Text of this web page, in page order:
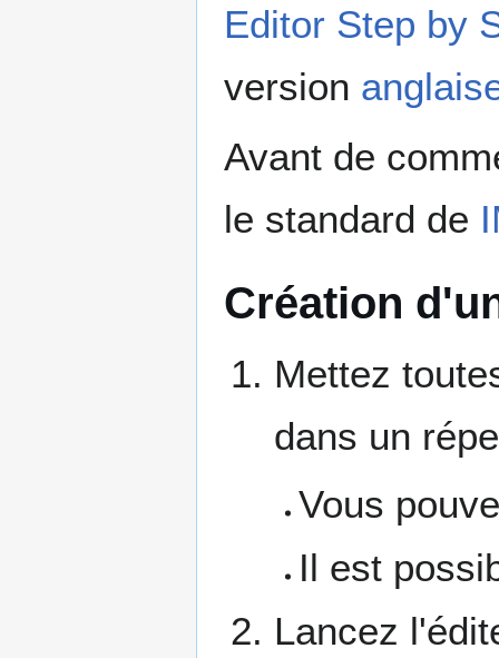
Editor Step by
version
Avant de
le standard de
Création
Mettez
dans un
Vous
Il est
Lancez